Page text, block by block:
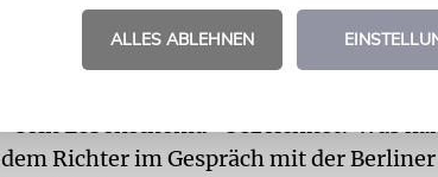
Doch wo lässt sie sich finden, die
»sein Lebensthema« bezeichnet? Was
dem Richter im Gespräch mit der
ALLES ABLEHNEN